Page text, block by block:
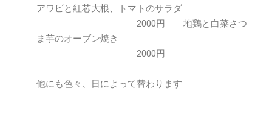
アワビと紅芯大根、トマトのサラダ
2000円 地鶏と白菜さつ
ま芋のオーブン焼き
2000円
他にも色々、日によって替わります